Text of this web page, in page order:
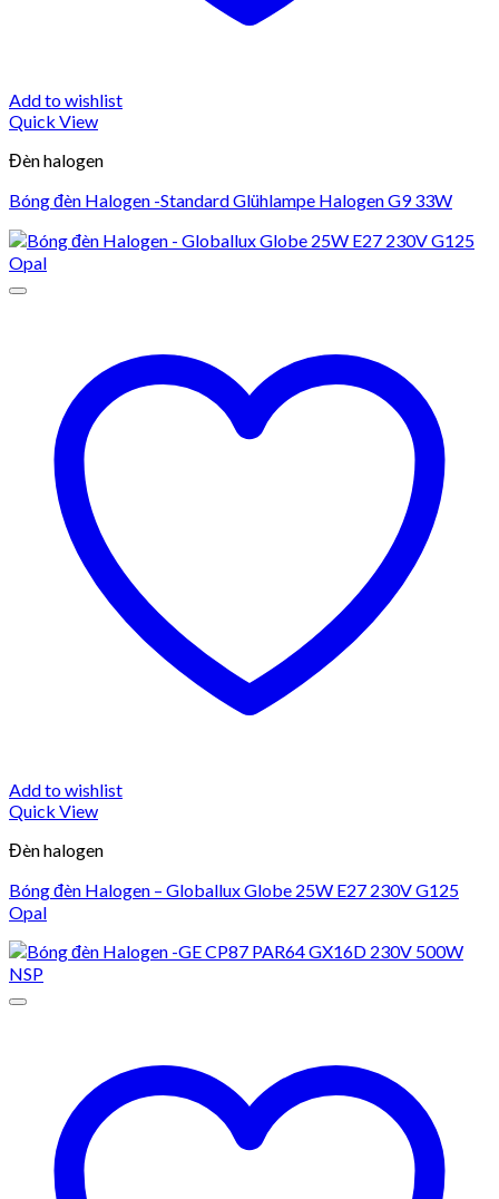
Add to wishlist
Quick View
Đèn halogen
Bóng đèn Halogen -Standard Glühlampe Halogen G9 33W
Add to wishlist
Quick View
Đèn halogen
Bóng đèn Halogen – Globallux Globe 25W E27 230V G125
Opal